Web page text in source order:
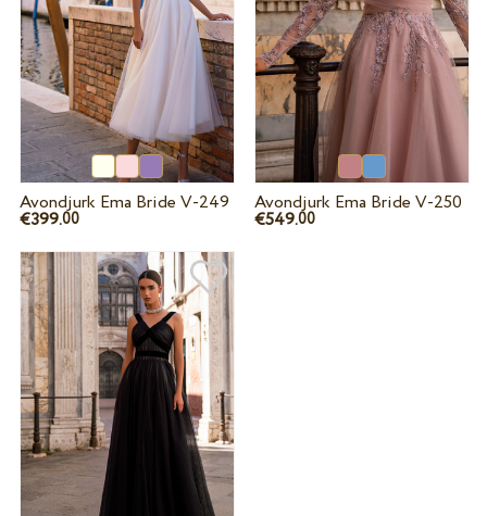
Avondjurk Ema Bride V-249
€399.00
Avondjurk Ema Bride V-250
€549.00